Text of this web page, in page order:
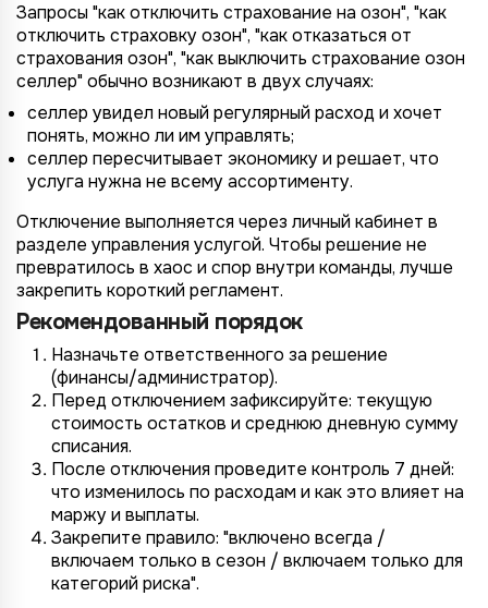
Запросы "как отключить страхование на озон", "как
отключить страховку озон", "как отказаться от
страхования озон", "как выключить страхование озон
селлер" обычно возникают в двух случаях:
селлер увидел новый регулярный расход и хочет
понять, можно ли им управлять;
селлер пересчитывает экономику и решает, что
услуга нужна не всему ассортименту.
Отключение выполняется через личный кабинет в
разделе управления услугой. Чтобы решение не
превратилось в хаос и спор внутри команды, лучше
закрепить короткий регламент.
Рекомендованный порядок
Назначьте ответственного за решение
(финансы/администратор).
Перед отключением зафиксируйте: текущую
стоимость остатков и среднюю дневную сумму
списания.
После отключения проведите контроль 7 дней:
что изменилось по расходам и как это влияет на
маржу и выплаты.
Закрепите правило: "включено всегда /
включаем только в сезон / включаем только для
категорий риска".
Согласие на обработку ПД
Правила обработки персональных данных
Отправить заявку
*
https:// your-company .totalcrm.ru
Назад Далее
Ozon
YandexMarket
MegaMarket
Другие
Назад Далее
Не указывать
1 организация
до 3 огранизаций
до 5 организаций
более 5 организаций
Назад Далее
Не указывать
до 1 млн.
от 1 до 5 млн.
от 5 до 10 млн.
от 10 млн.
Назад Передать анкету